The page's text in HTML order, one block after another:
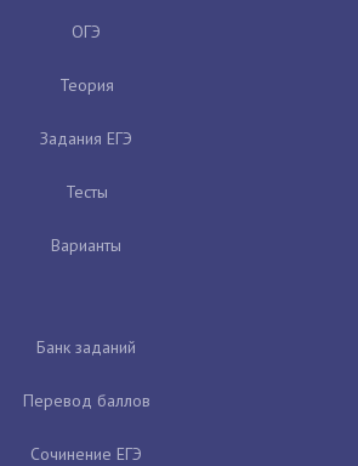
ОГЭ
Теория
Задания ЕГЭ
Тесты
Варианты
Банк заданий
Перевод баллов
Сочинение ЕГЭ